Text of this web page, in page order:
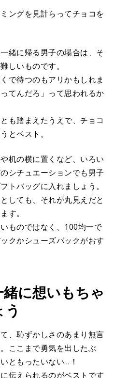
ングを見計らってチョコを
緒に帰る男子の場合は、そ
しいものです。
で待つのもアリかもしれま
てんだろ」って思われるか
も踏まえたうえで、チョコ
とベスト。
机の横に置くなど、いろい
シチュエーションでも男子
トバッグに入れましょう。
しても、それが丸見えだと
す。
ものではなく、100均一で
クかシューズバックがおす
に想いもちゃ
、恥ずかしさのあまり無言
ここまで勇気を出したぶ
ともったいない…！
伝えられるのがベストです